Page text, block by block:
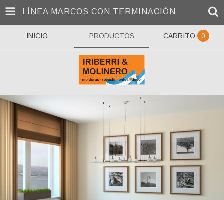
LÍNEA MARCOS CON TERMINACIÓN
INICIO PRODUCTOS CARRITO 0